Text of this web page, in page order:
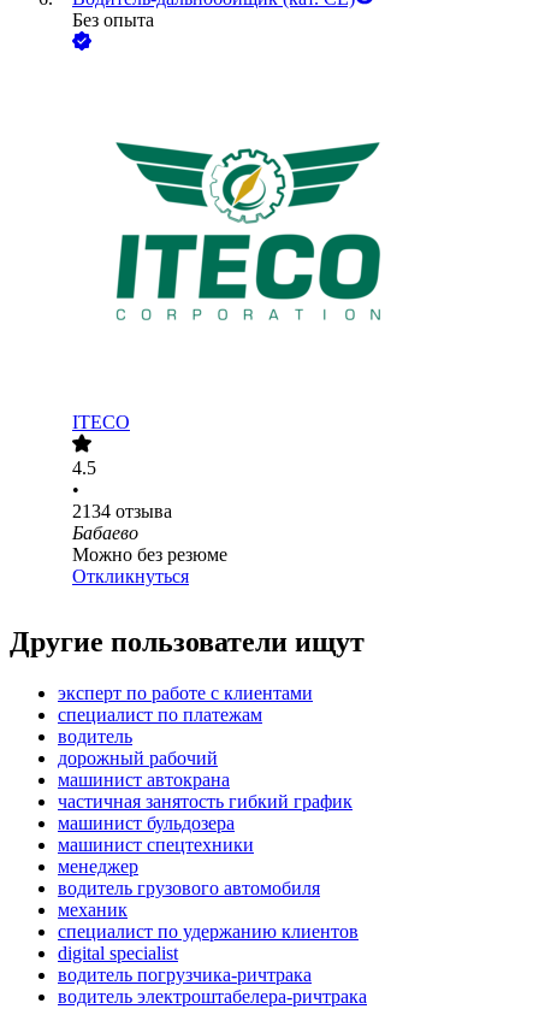
Без опыта
ITECO
4.5
•
2134 отзыва
Бабаево
Можно без резюме
Откликнуться
Другие пользователи ищут
эксперт по работе с клиентами
специалист по платежам
водитель
дорожный рабочий
машинист автокрана
частичная занятость гибкий график
машинист бульдозера
машинист спецтехники
менеджер
водитель грузового автомобиля
механик
специалист по удержанию клиентов
digital specialist
водитель погрузчика-ричтрака
водитель электроштабелера-ричтрака